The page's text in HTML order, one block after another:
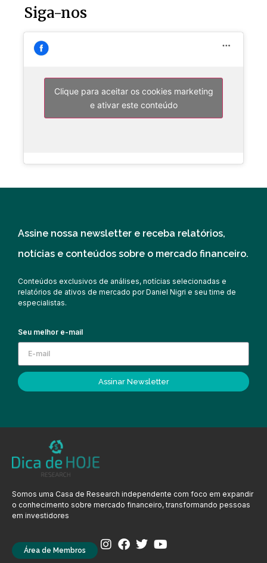
Siga-nos
Clique para aceitar os cookies marketing
e ativar este conteúdo
Assine nossa newsletter e receba relatórios,
notícias e conteúdos sobre o mercado financeiro.
Conteúdos exclusivos de análises, notícias selecionadas e
relatórios de ativos de mercado por Daniel Nigri e seu time de
especialistas.
Seu melhor e-mail
Assinar Newsletter
Somos uma Casa de Research independente com foco em expandir
o conhecimento sobre mercado financeiro, transformando pessoas
em investidores
Área de Membros